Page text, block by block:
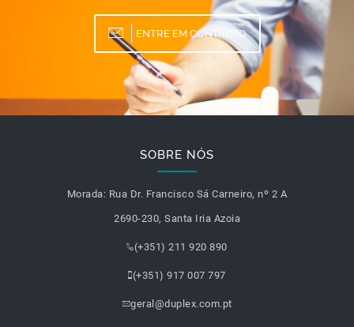
ENTRE EM CONTACTO
SOBRE NÓS
Morada: Rua Dr. Francisco Sá Carneiro, nº 2 A
2690-230, Santa Iria Azoia
(+351) 211 920 890
(+351) 917 007 797
geral@duplex.com.pt